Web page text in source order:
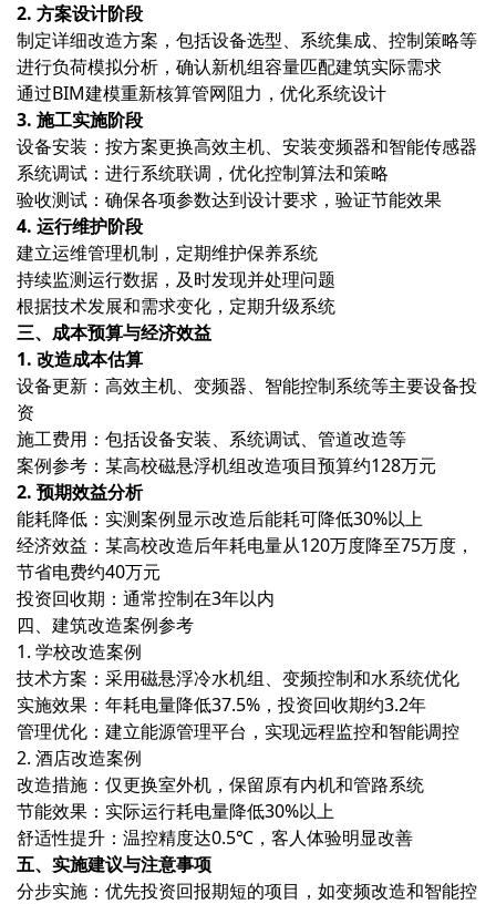
2. 方案设计阶段
制定详细改造方案，包括设备选型、系统集成、控制策略等
进行负荷模拟分析，确认新机组容量匹配建筑实际需求
通过BIM建模重新核算管网阻力，优化系统设计
3. 施工实施阶段
设备安装‌：按方案更换高效主机、安装变频器和智能传感器
系统调试‌：进行系统联调，优化控制算法和策略
验收测试‌：确保各项参数达到设计要求，验证节能效果
4. 运行维护阶段
建立运维管理机制，定期维护保养系统
持续监测运行数据，及时发现并处理问题
根据技术发展和需求变化，定期升级系统
三、成本预算与经济效益
1. 改造成本估算
设备更新：高效主机、变频器、智能控制系统等主要设备投
资
施工费用：包括设备安装、系统调试、管道改造等
案例参考：某高校磁悬浮机组改造项目预算约128万元
2. 预期效益分析
能耗降低‌：实测案例显示改造后能耗可降低30%以上
经济效益‌：某高校改造后年耗电量从120万度降至75万度，
节省电费约40万元
投资回收期‌：通常控制在3年以内
四、建筑改造案例参考
1. 学校改造案例
技术方案‌：采用磁悬浮冷水机组、变频控制和水系统优化
实施效果‌：年耗电量降低37.5%，投资回收期约3.2年
管理优化‌：建立能源管理平台，实现远程监控和智能调控
2. 酒店改造案例
改造措施‌：仅更换室外机，保留原有内机和管路系统
节能效果‌：实际运行耗电量降低30%以上
舒适性提升‌：温控精度达0.5℃，客人体验明显改善
五、实施建议与注意事项
分步实施‌：优先投资回报期短的项目，如变频改造和智能控